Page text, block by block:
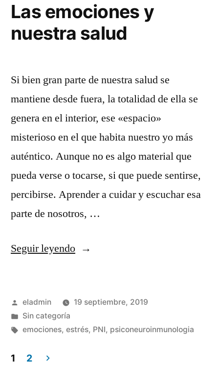
Las emociones y
nuestra salud
Si bien gran parte de nuestra salud se
mantiene desde fuera, la totalidad de ella se
genera en el interior, ese «espacio»
misterioso en el que habita nuestro yo más
auténtico. Aunque no es algo material que
pueda verse o tocarse, si que puede sentirse,
percibirse. Aprender a cuidar y escuchar esa
parte de nosotros, …
Seguir leyendo«Las
nuestra
salud»
Publicado
por
eladmin
19 septiembre, 2019
Publicado
en
Sin categoría
Etiquetas:
emociones, estrés, PNI, psiconeuroinmunologia
1 2